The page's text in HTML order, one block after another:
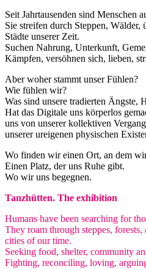
Seit Jahrtausenden sind Menschen
Sie streifen durch Steppen, Wälder,
Städte unserer Zeit.
Suchen Nahrung, Unterkunft,
Kämpfen, versöhnen sich, lieben,
Aber woher stammt unser Fühlen?
Wie fühlen wir?
Was sind unsere tradierten Ängste,
Hat das Digitale uns körperlos
uns von unserer kollektiven
unserer ureigenen physischen
Wo finden wir einen Ort, an dem
Einen Platz, der uns Ruhe gibt.
Wo wir uns begegnen.
Tanzhütten. The exhibition
Humans have been searching for
They roam through steppes,
cities of our time.
Seeking food, shelter, community
Fighting, reconciling, loving,